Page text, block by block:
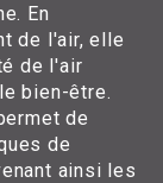
En
de l'air, elle
de l'air
bien-être.
de
de
ainsi les